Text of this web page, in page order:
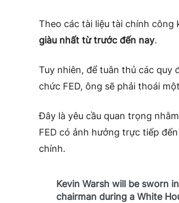
Theo các tài liệu tài chính công
giàu nhất từ trước đến nay.
Tuy nhiên, để tuân thủ các quy
chức FED, ông sẽ phải thoái
Đây là yêu cầu quan trọng
FED có ảnh hưởng trực tiếp
chính.
Kevin Warsh will be sworn
chairman during a White